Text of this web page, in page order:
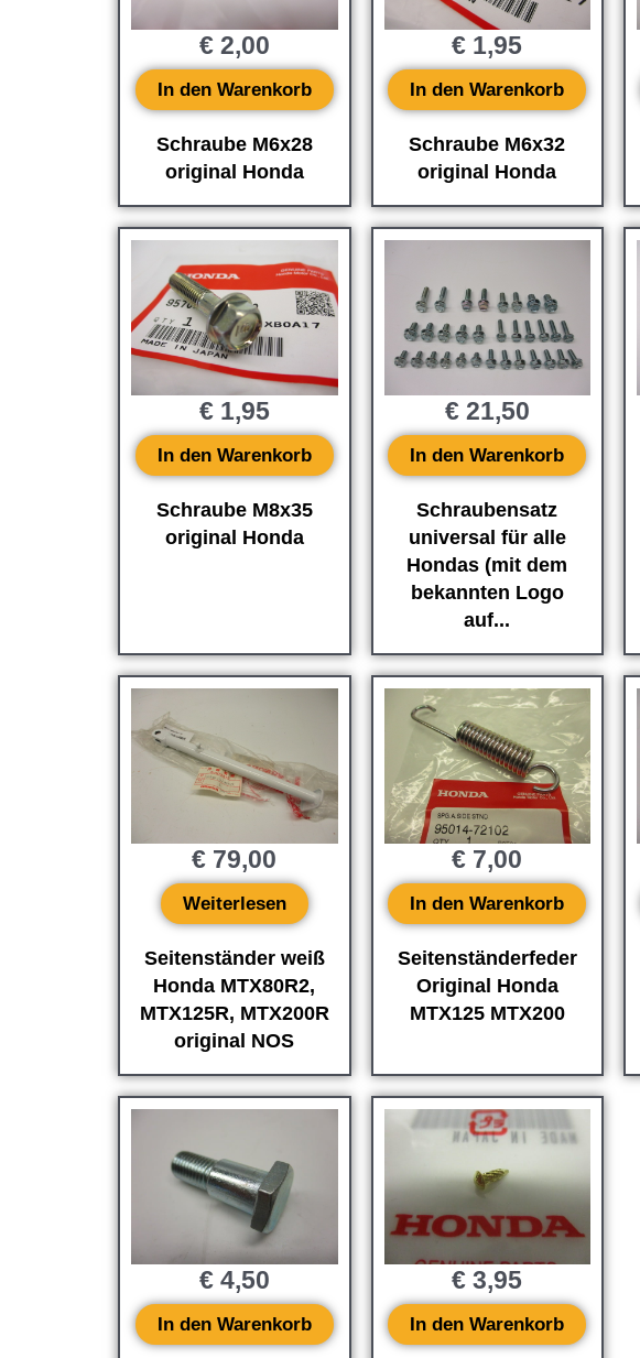
Schraube M6x28
original Honda
€2,00
In den Warenkorb
Schraube M6x32
original Honda
€ 1,95
In den Warenkorb
Schraube M8x35
original Honda
€1,95
In den Warenkorb
Schraubensatz
universal für alle
Hondas (mit dem
bekannten Logo
auf...
€21,50
In den Warenkorb
Seitenständer weiß
Honda MTX80R2,
MTX125R, MTX200R
original NOS
€ 79,00
Weiterlesen
Seitenständerfeder
Original Honda
MTX125 MTX200
€ 7,00
In den Warenkorb
€4,50
In den Warenkorb
€ 3,95
In den Warenkorb